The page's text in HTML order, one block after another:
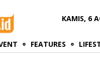
KAMIS, 6
FEATURES